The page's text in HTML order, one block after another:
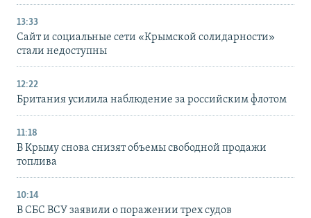
13:33
Сайт и социальные сети «Крымской солидарности»
стали недоступны
12:22
Британия усилила наблюдение за российским флотом
11:18
В Крыму снова снизят объемы свободной продажи
топлива
10:14
В СБС ВСУ заявили о поражении трех судов